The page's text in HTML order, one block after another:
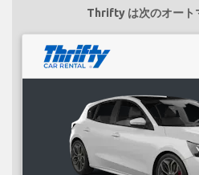
Thrifty は次のオート